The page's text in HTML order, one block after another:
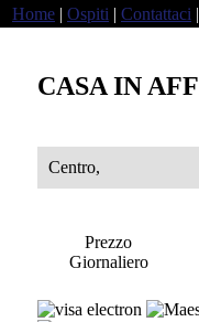
Home | Ospiti | Contattaci |
CASA IN
Centro,
Prezzo
Giornaliero